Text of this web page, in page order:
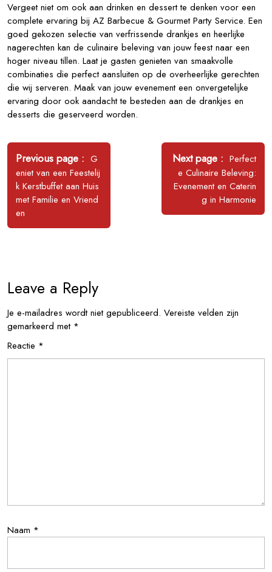
Vergeet niet om ook aan drinken en dessert te denken voor een
complete ervaring bij AZ Barbecue & Gourmet Party Service. Een
goed gekozen selectie van verfrissende drankjes en heerlijke
nagerechten kan de culinaire beleving van jouw feest naar een
hoger niveau tillen. Laat je gasten genieten van smaakvolle
combinaties die perfect aansluiten op de overheerlijke gerechten
die wij serveren. Maak van jouw evenement een onvergetelijke
ervaring door ook aandacht te besteden aan de drankjes en
desserts die geserveerd worden.
Bericht
navigatie
Previous page
Older
Posts
G
eniet van een Feestelij
k Kerstbuffet aan Huis
met Familie en Vriend
en
Next page
Newer
Posts
Perfect
e Culinaire Beleving:
Evenement en Caterin
g in Harmonie
Leave a Reply
Je e-mailadres wordt niet gepubliceerd. Vereiste velden zijn
gemarkeerd met *
Reactie *
Naam *